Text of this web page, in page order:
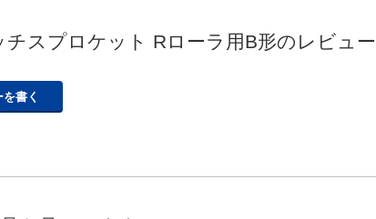
スプロケット Rローラ用B形のレビュー
書く